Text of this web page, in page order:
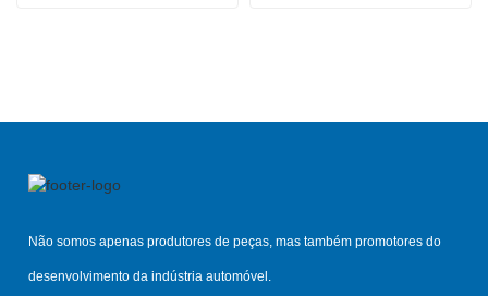
Não somos apenas produtores de peças, mas também promotores do
desenvolvimento da indústria automóvel.